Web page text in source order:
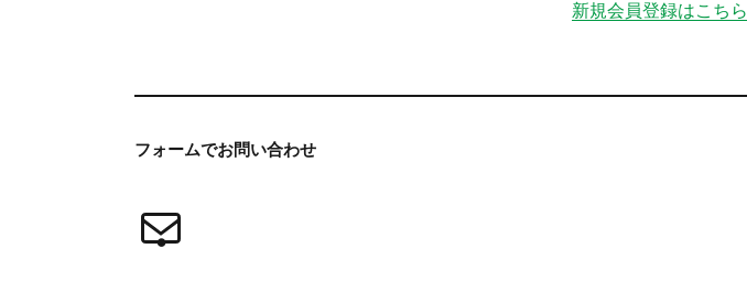
新規会員登録はこちら
フォームでお問い合わせ